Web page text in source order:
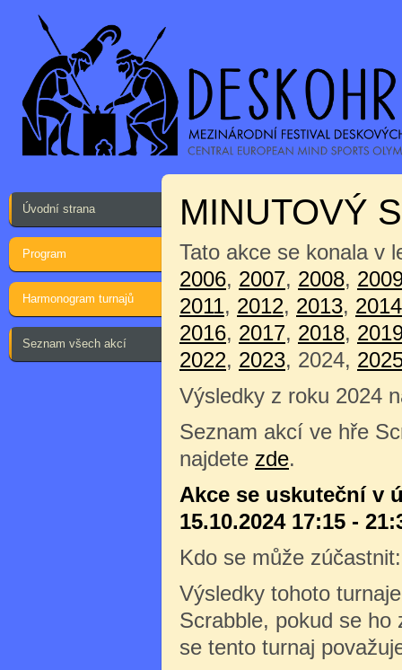
Úvodní strana
Program
Harmonogram turnajů
Seznam všech akcí
MINUTOVÝ
Tato akce se konala v
2006, 2007, 2008,
2011, 2012, 2013, 2014
2016, 2017, 2018,
2022, 2023, 2024,
Výsledky z roku 2024
Seznam akcí ve hře
najdete zde.
Akce se uskuteční v
15.10.2024 17:15 -
Kdo se může
Výsledky tohoto
Scrabble, pokud se
se tento turnaj